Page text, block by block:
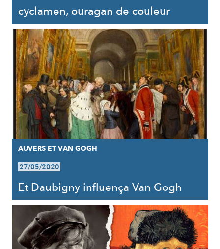
cyclamen, ouragan de couleur
AUVERS ET VAN GOGH
27/05/2020
Et Daubigny influença Van Gogh